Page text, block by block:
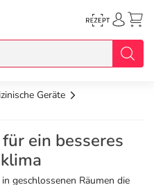
Geräte
ein besseres
geschlossenen Räumen die